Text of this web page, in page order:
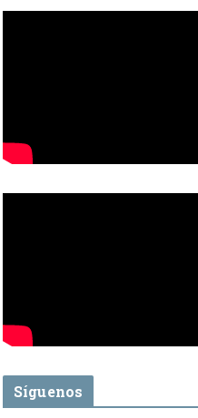
Síguenos